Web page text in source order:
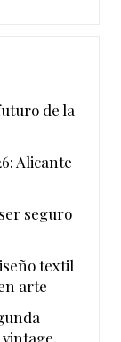
de la
Alicante
seguro
textil
arte